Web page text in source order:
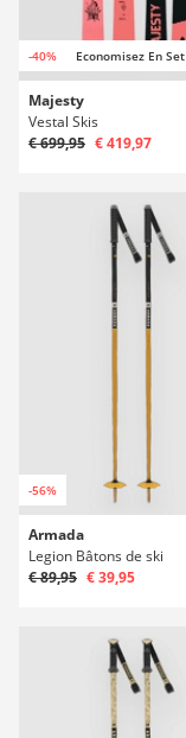
-40% Economisez En Set
Majesty
Vestal Skis
€ 699,95 € 419,97
-56%
Armada
Legion Bâtons de ski
€ 89,95 € 39,95